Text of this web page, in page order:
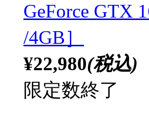
GeForce GTX
/4GB］
¥22,980(税込)
限定数終了